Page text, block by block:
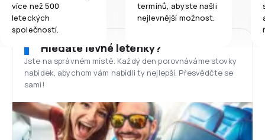
více než 500
leteckých
společností.
termínů, abyste našli
nejlevnější možnost.
Hledáte levné letenky?
Jste na správném místě. Každý den porovnáváme stovky
nabídek, abychom vám nabídli ty nejlepší. Přesvědčte se
sami!